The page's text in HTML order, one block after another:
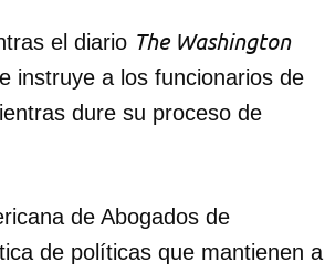
el diario The Washington
instruye a los funcionarios de
dure su proceso de
de Abogados de
de políticas que mantienen a